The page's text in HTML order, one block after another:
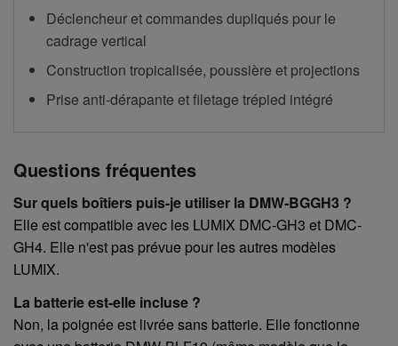
Déclencheur et commandes dupliqués pour le
cadrage vertical
Construction tropicalisée, poussière et projections
Prise anti-dérapante et filetage trépied intégré
Questions fréquentes
Sur quels boîtiers puis-je utiliser la DMW-BGGH3 ?
Elle est compatible avec les LUMIX DMC-GH3 et DMC-
GH4. Elle n'est pas prévue pour les autres modèles
LUMIX.
La batterie est-elle incluse ?
Non, la poignée est livrée sans batterie. Elle fonctionne